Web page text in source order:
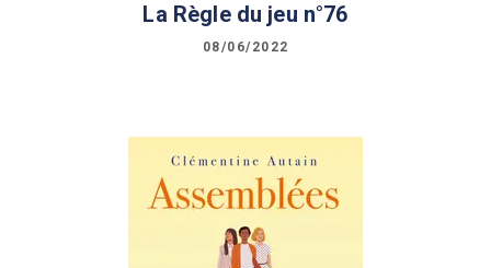
La Règle du jeu n°76
08/06/2022